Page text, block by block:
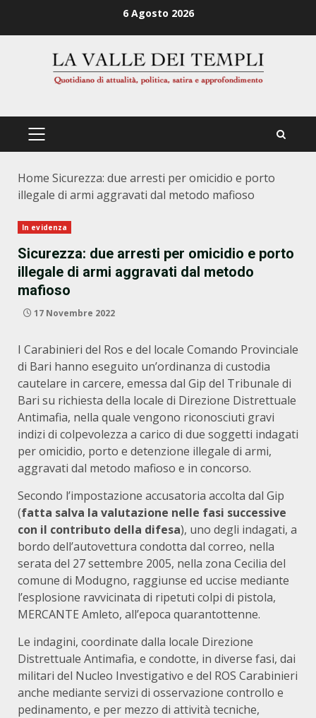
6 Agosto 2026
PRIMÄRES
Home Sicurezza: due arresti per omicidio e porto
illegale di armi aggravati dal metodo mafioso
In evidenza
Sicurezza: due arresti per omicidio e porto
illegale di armi aggravati dal metodo
mafioso
17 Novembre 2022
I Carabinieri del Ros e del locale Comando Provinciale
di Bari hanno eseguito un’ordinanza di custodia
cautelare in carcere, emessa dal Gip del Tribunale di
Bari su richiesta della locale di Direzione Distrettuale
Antimafia, nella quale vengono riconosciuti gravi
indizi di colpevolezza a carico di due soggetti indagati
per omicidio, porto e detenzione illegale di armi,
aggravati dal metodo mafioso e in concorso.
Secondo l’impostazione accusatoria accolta dal Gip
(fatta salva la valutazione nelle fasi successive
con il contributo della difesa), uno degli indagati, a
bordo dell’autovettura condotta dal correo, nella
serata del 27 settembre 2005, nella zona Cecilia del
comune di Modugno, raggiunse ed uccise mediante
l’esplosione ravvicinata di ripetuti colpi di pistola,
MERCANTE Amleto, all’epoca quarantottenne.
Le indagini, coordinate dalla locale Direzione
Distrettuale Antimafia, e condotte, in diverse fasi, dai
militari del Nucleo Investigativo e del ROS Carabinieri
anche mediante servizi di osservazione controllo e
pedinamento, e per mezzo di attività tecniche,